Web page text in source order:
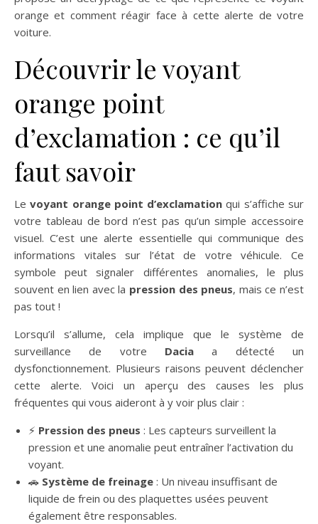
orange et comment réagir face à cette alerte de votre
voiture.
Découvrir le voyant
orange point
d’exclamation : ce qu’il
faut savoir
Levoyant orange point d’exclamation qui s’affiche sur
votre tableau de bord n’est pas qu’un simple accessoire
visuel. C’est une alerte essentielle qui communique des
informations vitales sur l’état de votre véhicule. Ce
symbole peut signaler différentes anomalies, le plus
souvent en lien avec la pression des pneus, mais ce n’est
pas tout !
Lorsqu’il s’allume, cela implique que le système de
surveillance de votre Dacia a détecté un
dysfonctionnement. Plusieurs raisons peuvent déclencher
cette alerte. Voici un aperçu des causes les plus
fréquentes qui vous aideront à y voir plus clair :
⚡ Pression des pneus : Les capteurs surveillent la
pression et une anomalie peut entraîner l’activation du
voyant.
🚗 Système de freinage : Un niveau insuffisant de
liquide de frein ou des plaquettes usées peuvent
également être responsables.